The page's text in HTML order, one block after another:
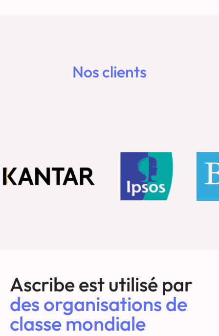
Nos clients
Ascribe est utilisé par
des organisations de
classe mondiale